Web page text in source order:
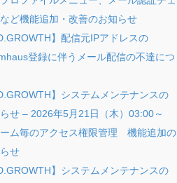
ど機能追加・改善のお知らせ
】配信元IPアドレスの
登録に伴うメール配信の不達につ
】システムメンテナンスの
せ – 2026年5月21日（木）03:00～
ム毎のアクセス権限管理 機能追加の
せ
】システムメンテナンスの